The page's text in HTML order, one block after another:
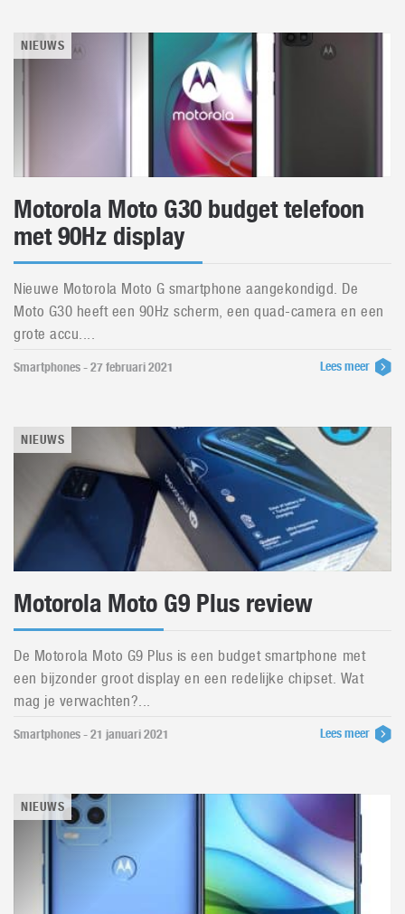
NIEUWS
Motorola Moto G30 budget telefoon
met 90Hz display
Nieuwe Motorola Moto G smartphone aangekondigd. De
Moto G30 heeft een 90Hz scherm, een quad-camera en een
grote accu....
Smartphones - 27 februari 2021 Lees meer
NIEUWS
Motorola Moto G9 Plus review
De Motorola Moto G9 Plus is een budget smartphone met
een bijzonder groot display en een redelijke chipset. Wat
mag je verwachten?...
Smartphones - 21 januari 2021 Lees meer
NIEUWS